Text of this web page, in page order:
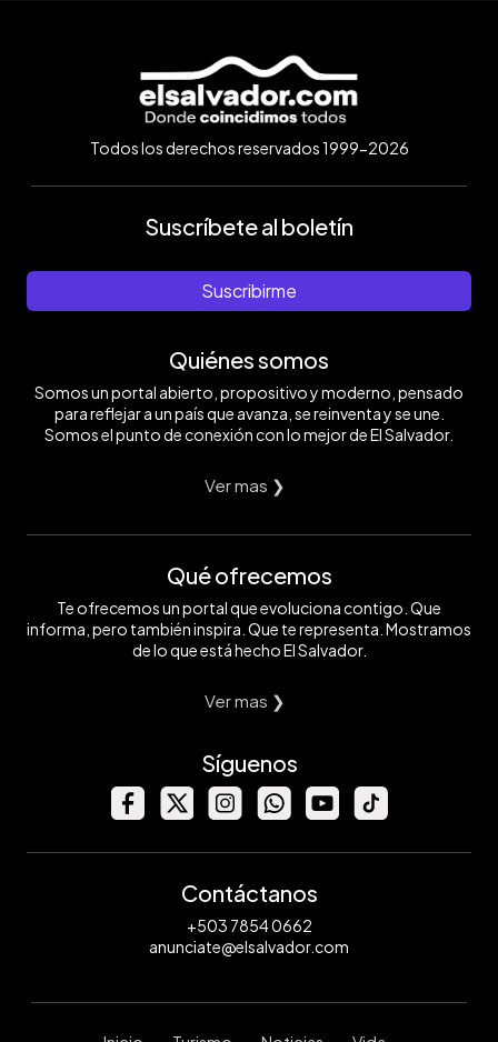
Todos los derechos reservados 1999-2026
Suscríbete al boletín
Suscribirme
Quiénes somos
Somos un portal abierto, propositivo y moderno, pensado
para reflejar a un país que avanza, se reinventa y se une.
Somos el punto de conexión con lo mejor de El Salvador.
Ver mas ❯
Qué ofrecemos
Te ofrecemos un portal que evoluciona contigo. Que
informa, pero también inspira. Que te representa. Mostramos
de lo que está hecho El Salvador.
Ver mas ❯
Síguenos
Contáctanos
+503 7854 0662
anunciate@elsalvador.com